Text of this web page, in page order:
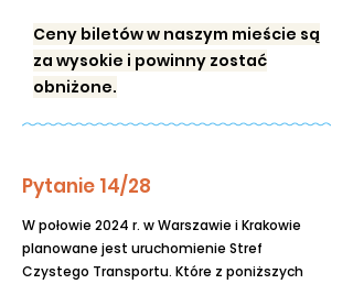
Ceny biletów w naszym mieście są
za wysokie i powinny zostać
obniżone.
Pytanie 14/28
W połowie 2024 r. w Warszawie i Krakowie
planowane jest uruchomienie Stref
Czystego Transportu. Które z poniższych